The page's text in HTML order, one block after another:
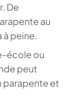
De
au
à peine.
école ou
peut
parapente et